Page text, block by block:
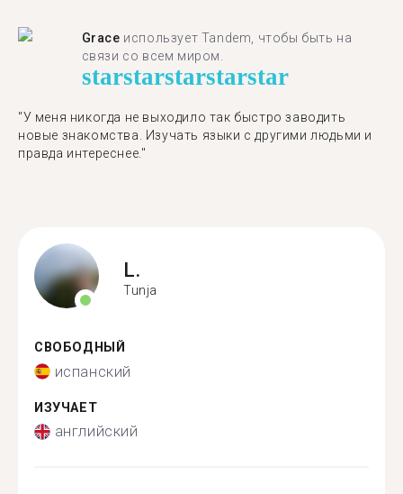
Grace использует Tandem, чтобы быть на
связи со всем миром.
starstarstarstarstar
"У меня никогда не выходило так быстро заводить
новые знакомства. Изучать языки с другими людьми и
правда интереснее."
L.
Tunja
СВОБОДНЫЙ
испанский
ИЗУЧАЕТ
английский